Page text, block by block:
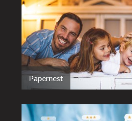
Papernest